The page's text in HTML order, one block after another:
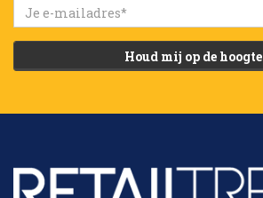
Houd mij op de hoogte